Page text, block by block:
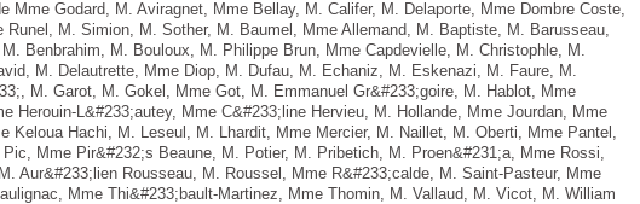
Mme Godard, M. Aviragnet, Mme Bellay, M. Califer, M. Delaporte, Mme Dombre Coste,
Runel, M. Simion, M. Sother, M. Baumel, Mme Allemand, M. Baptiste, M. Barusseau,
Benbrahim, M. Bouloux, M. Philippe Brun, Mme Capdevielle, M. Christophle, M.
M. Delautrette, Mme Diop, M. Dufau, M. Echaniz, M. Eskenazi, M. Faure, M.
M. Garot, M. Gokel, Mme Got, M. Emmanuel Gr&#233;goire, M. Hablot, Mme
Herouin-L&#233;autey, Mme C&#233;line Hervieu, M. Hollande, Mme Jourdan, Mme
Keloua Hachi, M. Leseul, M. Lhardit, Mme Mercier, M. Naillet, M. Oberti, Mme Pantel,
Pic, Mme Pir&#232;s Beaune, M. Potier, M. Pribetich, M. Proen&#231;a, Mme Rossi,
Aur&#233;lien Rousseau, M. Roussel, Mme R&#233;calde, M. Saint-Pasteur, Mme
Mme Thi&#233;bault-Martinez, Mme Thomin, M. Vallaud, M. Vicot, M. William